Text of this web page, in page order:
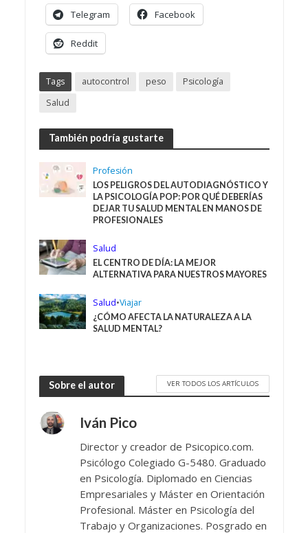
Telegram Facebook
Reddit
Tags autocontrol peso
Psicología
Salud
También podría gustarte
Profesión
LOS PELIGROS DEL AUTODIAGNÓSTICO Y
LA PSICOLOGÍA POP: POR QUÉ DEBERÍAS
DEJAR TU SALUD MENTAL EN MANOS DE
PROFESIONALES
Salud
EL CENTRO DE DÍA: LA MEJOR
ALTERNATIVA PARA NUESTROS MAYORES
Salud•Viajar
¿CÓMO AFECTA LA NATURALEZA A LA
SALUD MENTAL?
Sobre el autor VER TODOS LOS ARTÍCULOS
Iván Pico
Director y creador de Psicopico.com.
Psicólogo Colegiado G-5480. Graduado
en Psicología. Diplomado en Ciencias
Empresariales y Máster en Orientación
Profesional. Máster en Psicología del
Trabajo y Organizaciones. Posgrado en